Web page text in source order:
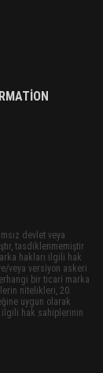
devlet veya
tasdiklenmemiştir
hakları ilgili hak
veya versiyon askeri
bir ticari marka
nitelikleri, 20.
uygun olarak
ilgili hak sahiplerinin